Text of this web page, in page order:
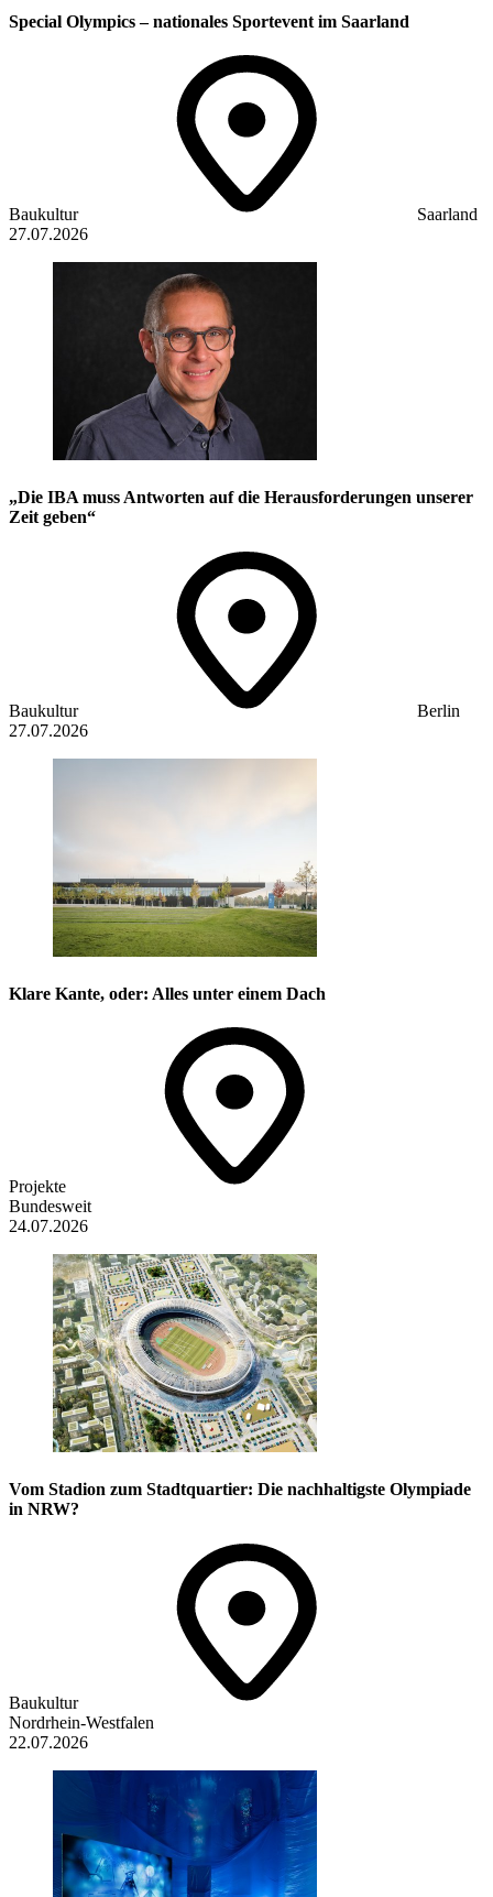
Special Olympics – nationales Sportevent im Saarland
Baukultur
Saarland
27.07.2026
„Die IBA muss Antworten auf die Herausforderungen unserer
Zeit geben“
Baukultur
Berlin
27.07.2026
Klare Kante, oder: Alles unter einem Dach
Projekte
Bundesweit
24.07.2026
Vom Stadion zum Stadtquartier: Die nachhaltigste Olympiade
in NRW?
Baukultur
Nordrhein-Westfalen
22.07.2026